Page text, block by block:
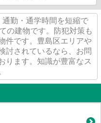
勤・通学時間を短縮で
の建物です。防犯対策も
件です。豊島区エリアや
討されているなら、お問
ります。知識が豊富なス